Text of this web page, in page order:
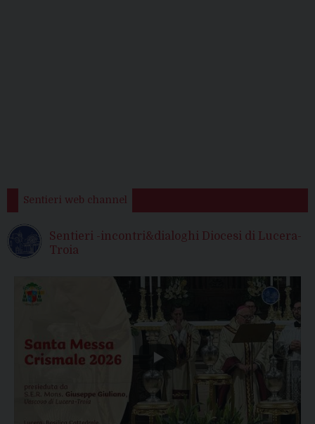
Sentieri web channel
Sentieri -incontri&dialoghi Diocesi di Lucera-
Troia